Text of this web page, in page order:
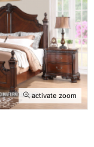
activate zoom